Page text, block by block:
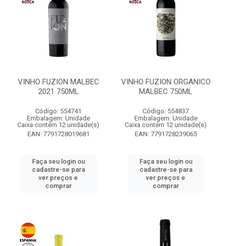
VINHO FUZION MALBEC
2021 750ML
Código: 554741
Embalagem: Unidade
Caixa contém 12 unidade(s)
EAN: 7791728019681
Faça seu login ou
cadastre-se para
ver preços e
comprar
VINHO FUZION ORGANICO
MALBEC 750ML
Código: 554837
Embalagem: Unidade
Caixa contém 12 unidade(s)
EAN: 7791728239065
Faça seu login ou
cadastre-se para
ver preços e
comprar